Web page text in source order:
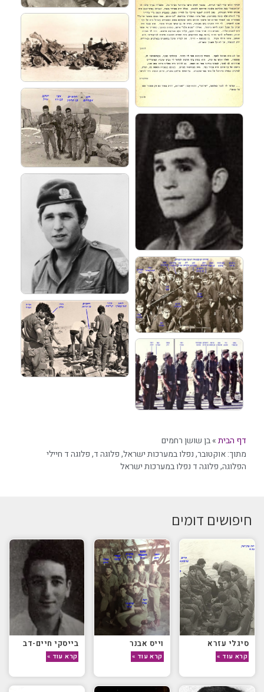
דף הבית»בן שושן רחמים
מתוך:אוקטובר,נפלו במערכות ישראל,פלוגה ד,פלוגה ד חיילי
הפלוגה,פלוגה ד נפלו במערכות ישראל
חיפושים דומים
סיגלי עזרא
קרא עוד »
וייס אבנר
קרא עוד »
בייסקי חיים-דב
קרא עוד »